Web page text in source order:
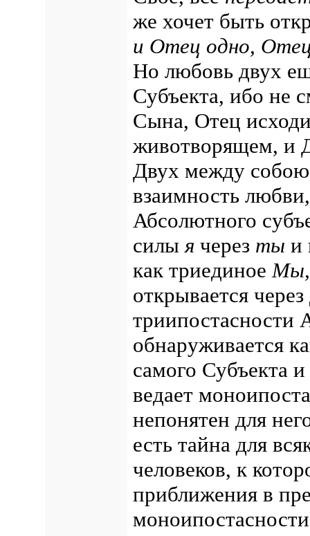
же хочет быть
и Отец одно,
Но любовь двух
Субъекта, ибо не
Сына, Отец
животворящем, и
Двух между собою
взаимность
Абсолютного
силы я через ты и
как триединое Мы,
открывается
триипостасности
обнаруживается
самого Субъекта
ведает
непонятен для
есть тайна для
человеков, к
приближения в